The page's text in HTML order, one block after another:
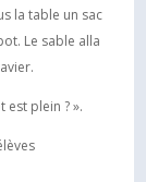
la table un sac
Le sable alla
est plein ? ».